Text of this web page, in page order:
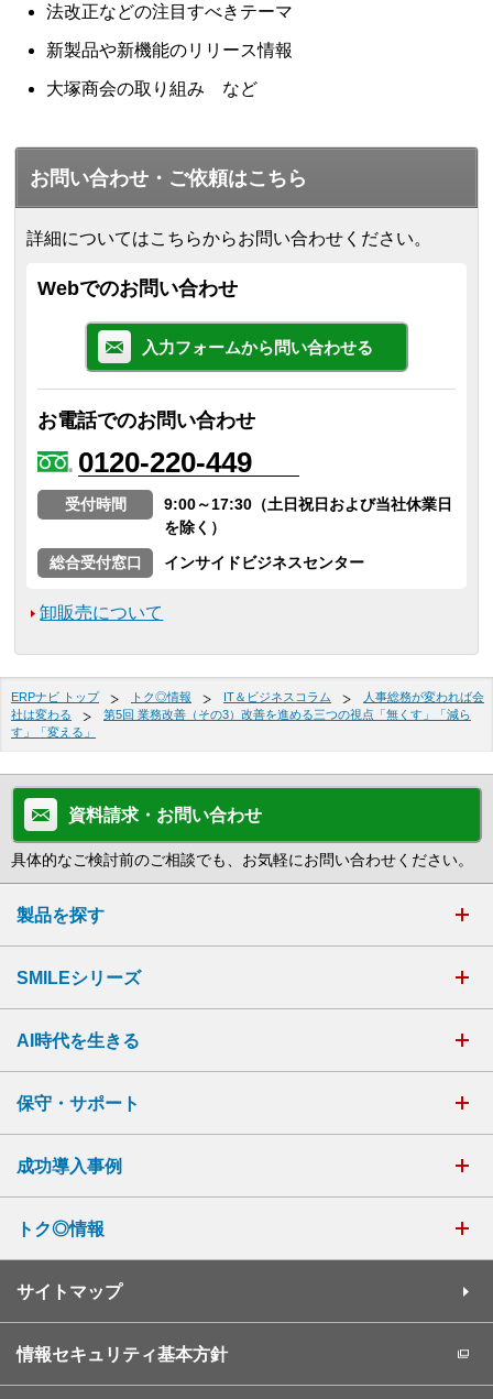
法改正などの注目すべきテーマ
新製品や新機能のリリース情報
大塚商会の取り組み など
お問い合わせ・ご依頼はこちら
詳細についてはこちらからお問い合わせください。
Webでのお問い合わせ
入力フォームから問い合わせる
お電話でのお問い合わせ
0120-220-449
受付時間
9:00～17:30（土日祝日および当社休業日
を除く）
総合受付窓口
インサイドビジネスセンター
卸販売について
ERPナビ トップ トク◎情報 IT＆ビジネスコラム
人事総務が変われば会
社は変わる
第5回 業務改善（その3）改善を進める三つの視点「無くす」「減ら
す」「変える」
資料請求・お問い合わせ
具体的なご検討前のご相談でも、お気軽にお問い合わせください。
製品を探す
SMILEシリーズ
AI時代を生きる
保守・サポート
成功導入事例
トク◎情報
サイトマップ
情報セキュリティ基本方針